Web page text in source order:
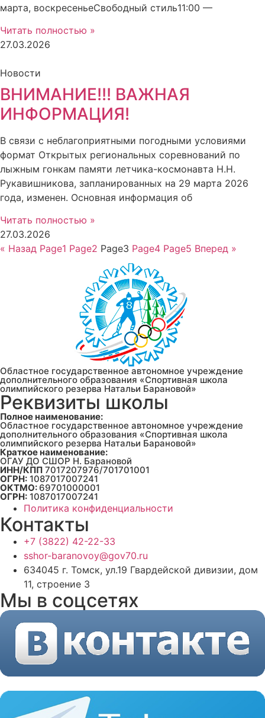
марта, воскресеньеСвободный стиль11:00 —
Читать полностью »
27.03.2026
Новости
ВНИМАНИЕ!!! ВАЖНАЯ
ИНФОРМАЦИЯ!
В связи с неблагоприятными погодными условиями
формат Открытых региональных соревнований по
лыжным гонкам памяти летчика-космонавта Н.Н.
Рукавишникова, запланированных на 29 марта 2026
года, изменен. Основная информация об
Читать полностью »
27.03.2026
« Назад Page1 Page2 Page3 Page4 Page5 Вперед »
Областное государственное автономное учреждение
дополнительного образования «Спортивная школа
олимпийского резерва Натальи Барановой»
Реквизиты школы
Полное наименование:
Областное государственное автономное учреждение
дополнительного образования «Спортивная школа
олимпийского резерва Натальи Барановой»
Краткое наименование:
ОГАУ ДО СШОР Н. Барановой
ИНН/КПП 7017207976/701701001
ОГРН: 1087017007241
ОКТМО: 69701000001
ОГРН: 1087017007241
Политика конфиденциальности
Контакты
+7 (3822) 42-22-33
sshor-baranovoy@gov70.ru
634045 г. Томск, ул.19 Гвардейской дивизии, дом
11, строение 3
Мы в соцсетях